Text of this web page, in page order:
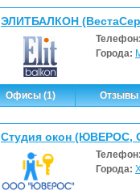
ЭЛИТБАЛКОН
Города:
Офисы (1) Отзывы
Студия окон (ЮВЕРОС,
Города: